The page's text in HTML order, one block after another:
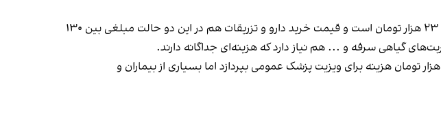
بر اساس این گزارش، ویزیت پزشک عمومی در درمانگاه دولتی با بیمه، ۱۰ هزار تومان و بدون بیمه ۲۳ هزار تومان است و قیمت خرید دارو و تزریقات هم در این دو حالت مبلغی بین ۱۳۰
در درمانگاه‌های غیردولتی همه چیز گران‌تر است و بیمار حتی با داشتن بیمه، باید فقط حدود ۹۰ هزار تومان هزینه برای ویزیت پزشک عمومی بپردازد اما بسیاری از بیماران و